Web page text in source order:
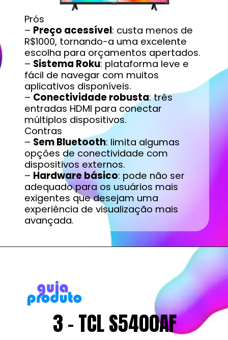
Prós
– Preço acessível: custa menos de
R$1000, tornando-a uma excelente
escolha para orçamentos apertados.
– Sistema Roku: plataforma leve e
fácil de navegar com muitos
aplicativos disponíveis.
– Conectividade robusta: três
entradas HDMI para conectar
múltiplos dispositivos.
Contras
– Sem Bluetooth: limita algumas
opções de conectividade com
dispositivos externos.
– Hardware básico: pode não ser
adequado para os usuários mais
exigentes que desejam uma
experiência de visualização mais
avançada.
3 - TCL S5400AF